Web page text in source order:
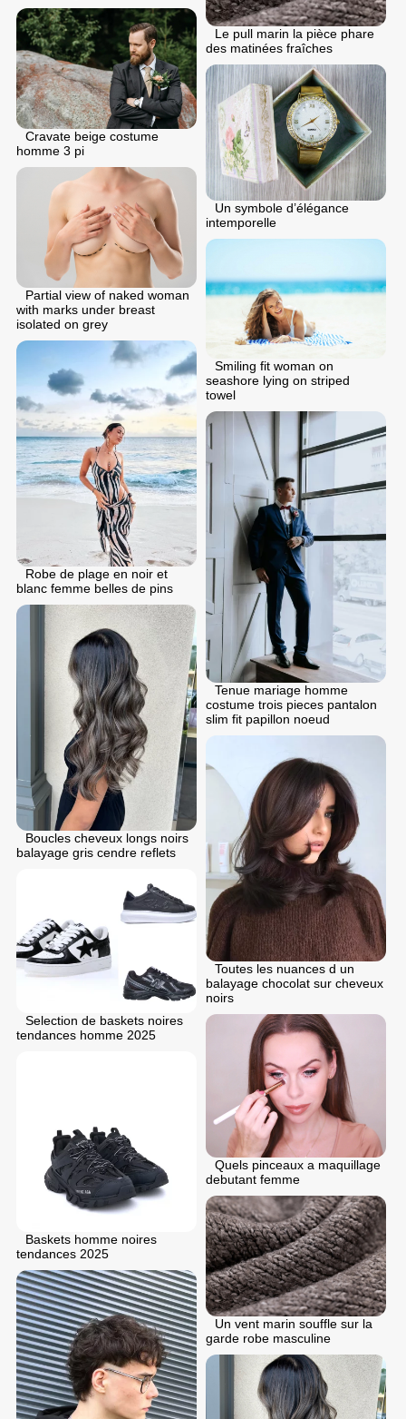
Le pull marin la pièce phare
des matinées fraîches
Cravate beige costume
homme 3 pi
Un symbole d’élégance
intemporelle
Partial view of naked woman
with marks under breast
isolated on grey
Smiling fit woman on
seashore lying on striped
towel
Robe de plage en noir et
blanc femme belles de pins
Tenue mariage homme
costume trois pieces pantalon
slim fit papillon noeud
Boucles cheveux longs noirs
balayage gris cendre reflets
Toutes les nuances d un
balayage chocolat sur cheveux
noirs
Selection de baskets noires
tendances homme 2025
Quels pinceaux a maquillage
debutant femme
Baskets homme noires
tendances 2025
Un vent marin souffle sur la
garde robe masculine